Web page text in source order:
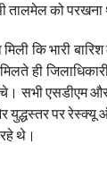
तालमेल को परखना
कि भारी
ही
सभी एसडीएम
युद्धस्तर पर
थे।